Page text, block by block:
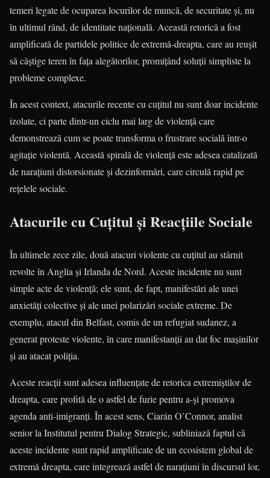
temeri legate de ocuparea locurilor de muncă, de securitate și, nu
în ultimul rând, de identitate națională. Această retorică a fost
amplificată de partidele politice de extremă-dreapta, care au reușit
să câștige teren în fața alegătorilor, promițând soluții simpliste la
probleme complexe.
În acest context, atacurile recente cu cuțitul nu sunt doar incidente
izolate, ci parte dintr-un ciclu mai larg de violență care
demonstrează cum se poate transforma o frustrare socială într-o
agitație violentă. Această spirală de violență este adesea catalizată
de narațiuni distorsionate și dezinformări, care circulă rapid pe
rețelele sociale.
Atacurile cu Cuțitul și Reacțiile Sociale
În ultimele zece zile, două atacuri violente cu cuțitul au stârnit
revolte în Anglia și Irlanda de Nord. Aceste incidente nu sunt
simple acte de violență; ele sunt, de fapt, manifestări ale unei
anxietăți colective și ale unei polarizări sociale extreme. De
exemplu, atacul din Belfast, comis de un refugiat sudanez, a
generat proteste violente, în care manifestanții au dat foc mașinilor
și au atacat poliția.
Aceste reacții sunt adesea influențate de retorica extremiștilor de
dreapta, care profită de o astfel de furie pentru a-și promova
agenda anti-imigranți. În acest sens, Ciarán O’Connor, analist
senior la Institutul pentru Dialog Strategic, subliniază faptul că
aceste incidente sunt rapid amplificate de un ecosistem global de
extremă dreapta, care integrează astfel de narațiuni în discursul lor,